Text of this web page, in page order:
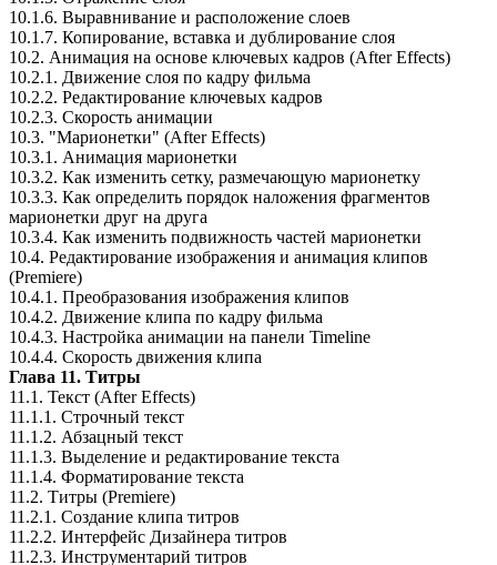
10.1.6. Выравнивание и расположение слоев
10.1.7. Копирование, вставка и дублирование слоя
10.2. Анимация на основе ключевых кадров (After Effects)
10.2.1. Движение слоя по кадру фильма
10.2.2. Редактирование ключевых кадров
10.2.3. Скорость анимации
10.3. "Марионетки" (After Effects)
10.3.1. Анимация марионетки
10.3.2. Как изменить сетку, размечающую марионетку
10.3.3. Как определить порядок наложения фрагментов
марионетки друг на друга
10.3.4. Как изменить подвижность частей марионетки
10.4. Редактирование изображения и анимация клипов
(Premiere)
10.4.1. Преобразования изображения клипов
10.4.2. Движение клипа по кадру фильма
10.4.3. Настройка анимации на панели Timeline
10.4.4. Скорость движения клипа
Глава 11. Титры
11.1. Текст (After Effects)
11.1.1. Строчный текст
11.1.2. Абзацный текст
11.1.3. Выделение и редактирование текста
11.1.4. Форматирование текста
11.2. Титры (Premiere)
11.2.1. Создание клипа титров
11.2.2. Интерфейс Дизайнера титров
11.2.3. Инструментарий титров